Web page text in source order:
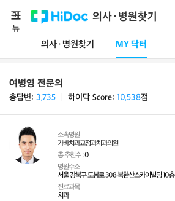
의사·병원찾기
의사·병원찾기 MY 닥터
메
뉴
여병영 전문의
총답변: 3,735 하이닥 Score: 10,538점
소속병원
가바치과교정과치과의원
총 추천수 :0
병원주소
서울 강북구 도봉로 308 북한산스카이빌딩 10층
진료과목
치과